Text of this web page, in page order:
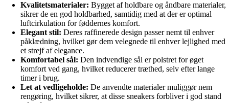
Kvalitetsmaterialer: Bygget af holdbare og åndbare materialer,
sikrer de en god holdbarhed, samtidig med at der er optimal
luftcirkulation for føddernes komfort.
Elegant stil: Deres raffinerede design passer nemt til enhver
påklædning, hvilket gør dem velegnede til enhver lejlighed med
et strejf af elegance.
Komfortabel sål: Den indvendige sål er polstret for øget
komfort ved gang, hvilket reducerer træthed, selv efter lange
timer i brug.
Let at vedligeholde: De anvendte materialer muliggør nem
rengøring, hvilket sikrer, at disse sneakers forbliver i god stand